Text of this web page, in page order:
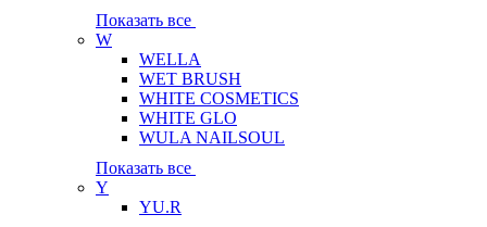
Показать все
W
WELLA
WET BRUSH
WHITE COSMETICS
WHITE GLO
WULA NAILSOUL
Показать все
Y
YU.R